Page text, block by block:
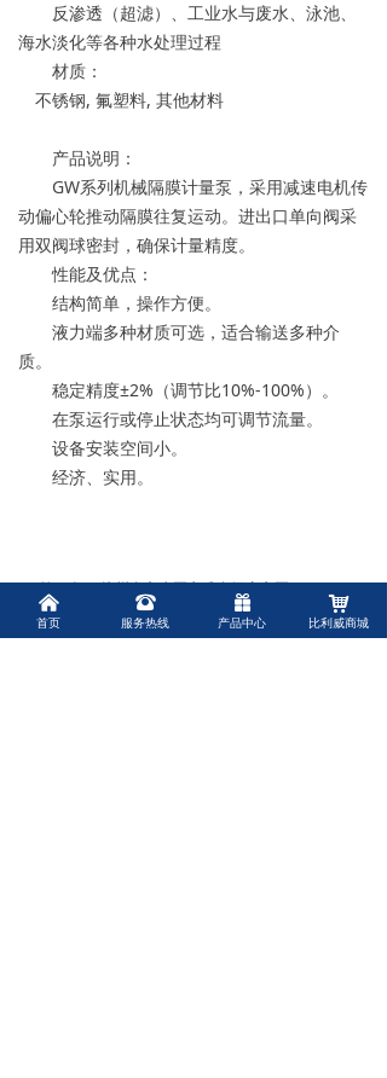
→ 常见问题
联系我们
反渗透（超滤）、工业水与废水、泳池、
海水淡化等各种水处理过程
材质：
不锈钢, 氟塑料, 其他材料
产品说明：
GW系列机械隔膜计量泵，采用减速电机传
动偏心轮推动隔膜往复运动。进出口单向阀采
用双阀球密封，确保计量精度。
性能及优点：
结构简单，操作方便。
液力端多种材质可选，适合输送多种介
质。
稳定精度±2%（调节比10%-100%）。
在泵运行或停止状态均可调节流量。
设备安装空间小。
经济、实用。
前一个：杭州南方水泵立式多级离心泵CMD/CDMF
系列水泵选型|水泵价格|水泵报价
낀
首页
뀰
服务热线
끣
产品中心
낙
比利威商城